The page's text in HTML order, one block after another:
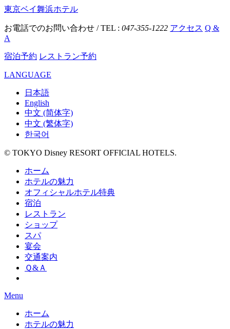
東京ベイ舞浜ホテル
お電話でのお問い合わせ / TEL : 047-355-1222 アクセス Q &
A
宿泊予約 レストラン予約
LANGUAGE
日本語
English
中文 (简体字)
中文 (繁体字)
한국어
© TOKYO Disney RESORT OFFICIAL HOTELS.
ホーム
ホテルの魅力
オフィシャルホテル特典
宿泊
レストラン
ショップ
スパ
宴会
交通案内
Ｑ&Ａ
Menu
ホーム
ホテルの魅力